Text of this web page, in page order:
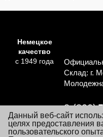
Немецкое
качество
с 1949 года
Склад: г.
8 (800)
Данный веб-сайт
целях предоставления
пользовательского